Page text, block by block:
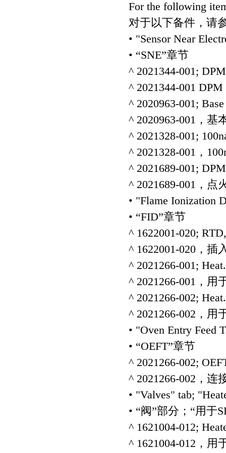
For the following
对于以下备件，请
• "Sensor Near
• “SNE”章节
^ 2021344-001;
^ 2021344-001
^ 2020963-001;
^ 2020963-001，基
^ 2021328-001;
^ 2021328-001，
^ 2021689-001;
^ 2021689-001，点
• "Flame Ionization
• “FID”章节
^ 1622001-020;
^ 1622001-020，
^ 2021266-001;
^ 2021266-001，用
^ 2021266-002;
^ 2021266-002，用
• "Oven Entry Feed
• “OEFT”章节
^ 2021266-002;
^ 2021266-002，连
• "Valves" tab;
• “阀”部分；“用于
^ 1621004-012;
^ 1621004-012，用